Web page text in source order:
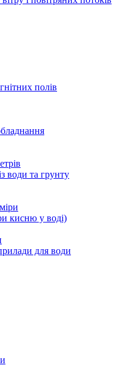
полів
води та грунту
кисню у воді)
для води